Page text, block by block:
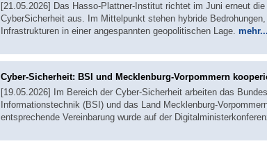
[21.05.2026] Das Hasso-Plattner-Institut richtet im Juni erneut
CyberSicherheit aus. Im Mittelpunkt stehen hybride
Infrastrukturen in einer angespannten geopolitischen Lage. mehr...
Cyber-Sicherheit: BSI und Mecklenburg-Vorpommern
[19.05.2026] Im Bereich der Cyber-Sicherheit arbeiten das
Informationstechnik (BSI) und das Land Mecklenburg-
entsprechende Vereinbarung wurde auf der